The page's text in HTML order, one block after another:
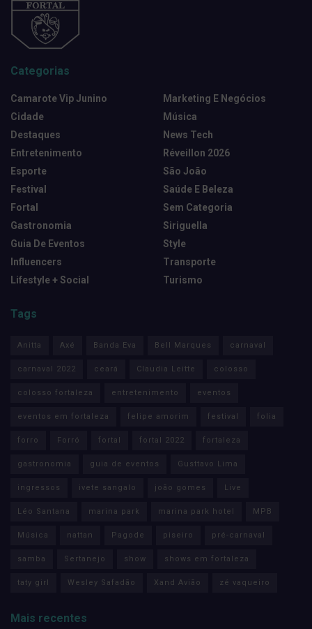
Categorias
Camarote Vip Junino
Cidade
Destaques
Entretenimento
Esporte
Festival
Fortal
Gastronomia
Guia De Eventos
Influencers
Lifestyle + Social
Marketing E Negócios
Música
News Tech
Réveillon 2026
São João
Saúde E Beleza
Sem Categoria
Siriguella
Style
Transporte
Turismo
Tags
Anitta Axé Banda Eva Bell Marques carnaval
carnaval 2022 ceará Claudia Leitte colosso
colosso fortaleza entretenimento eventos
eventos em fortaleza felipe amorim festival folia
forro Forró fortal fortal 2022 fortaleza
gastronomia guia de eventos Gusttavo Lima
ingressos ivete sangalo joão gomes Live
Léo Santana marina park marina park hotel MPB
Música nattan Pagode piseiro pré-carnaval
samba Sertanejo show shows em fortaleza
taty girl Wesley Safadão Xand Avião zé vaqueiro
Mais recentes